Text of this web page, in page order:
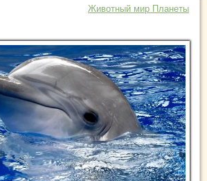
Животный мир Планеты